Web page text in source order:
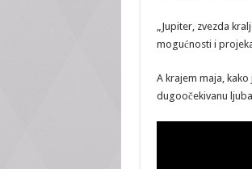
„Jupiter, zvezda
mogućnosti i
A krajem maja,
dugoočekivanu